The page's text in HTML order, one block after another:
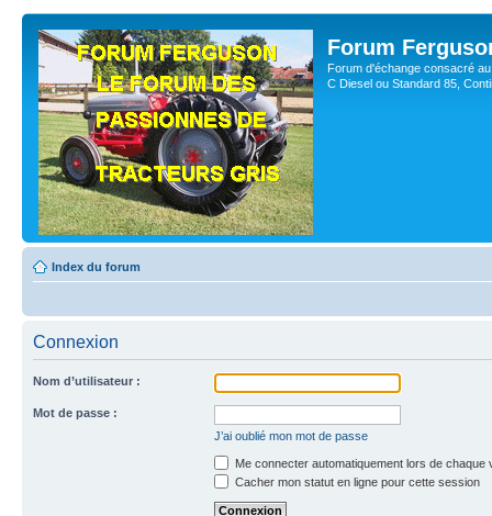
Forum
Forum d'échange consacré
C Diesel ou Standard 85,
Index du forum
Connexion
Nom d’utilisateur :
Mot de passe :
J’ai oublié mon mot de passe
Me connecter automatiquement lors de chaque
Cacher mon statut en ligne pour cette session